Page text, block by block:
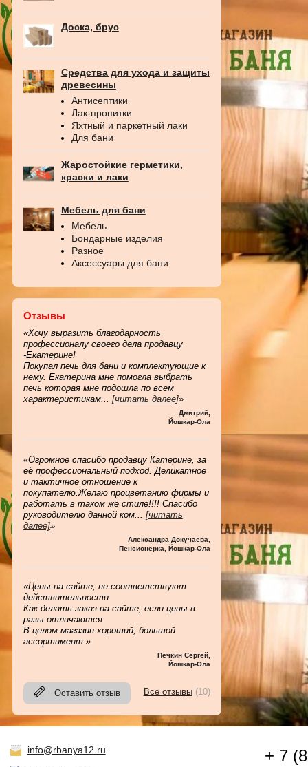
Доска, брус
Средства для ухода и защиты
древесины
Антисептики
Лак-пропитки
Яхтный и паркетный лаки
Для бани
Жаростойкие герметики,
краски и лаки
Мебель для бани
Мебель
Бондарные изделия
Разное
Аксессуары для бани
Отзывы
«Хочу выразить благодарность
профессионалу своего дела продавцу
-Екатерине!
Покупал печь для бани и комплектующие к
нему. Екатерина мне помогла выбрать
печь которая мне подошла по всем
характеристикам... [читать далее]»
Дмитрий,
Йошкар-Ола
«Огромное спасибо продавцу Катерине, за
её профессиональный подход. Деликатное
и тактичное отношение к
покупателю.Желаю процветанию фирмы и
работать в таком же стиле!!!! Спасибо
руководителю данной ком... [читать
далее]»
Александра Докучаева
Пенсионерка, Йошкар-Ола
«Цены на сайте, не соответствуют
действительности.
Как делать заказ на сайте, если цены в
разы отличаются.
В целом магазин хороший, большой
ассортимент.»
Печкин Сергей,
Йошкар-Ола
Оставить отзыв Все отзывы(10)
info@rbanya12.ru
+ 7